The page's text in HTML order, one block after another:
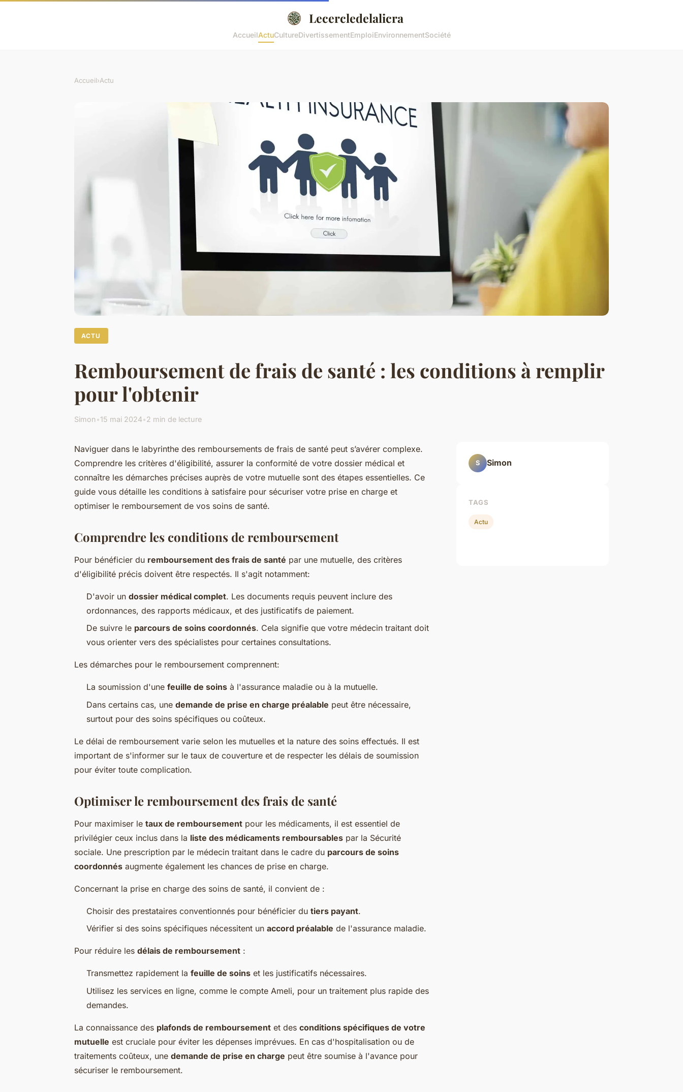
Lecercledelalicra
AccueilActuCultureDivertissementEmploiEnvironnementSociété
Accueil›Actu
ACTU
Remboursement de frais de santé : les conditions à remplir
pour l'obtenir
Simon•15 mai 2024•2 min de lecture
Naviguer dans le labyrinthe des remboursements de frais de santé peut s’avérer complexe.
Comprendre les critères d'éligibilité, assurer la conformité de votre dossier médical et
connaître les démarches précises auprès de votre mutuelle sont des étapes essentielles. Ce
guide vous détaille les conditions à satisfaire pour sécuriser votre prise en charge et
optimiser le remboursement de vos soins de santé.
Comprendre les conditions de remboursement
Pour bénéficier du remboursement des frais de santé par une mutuelle, des critères
d'éligibilité précis doivent être respectés. Il s'agit notamment:
D'avoir un dossier médical complet. Les documents requis peuvent inclure des
ordonnances, des rapports médicaux, et des justificatifs de paiement.
De suivre le parcours de soins coordonnés. Cela signifie que votre médecin traitant doit
vous orienter vers des spécialistes pour certaines consultations.
Les démarches pour le remboursement comprennent:
La soumission d'une feuille de soins à l'assurance maladie ou à la mutuelle.
Dans certains cas, une demande de prise en charge préalable peut être nécessaire,
surtout pour des soins spécifiques ou coûteux.
Le délai de remboursement varie selon les mutuelles et la nature des soins effectués. Il est
important de s'informer sur le taux de couverture et de respecter les délais de soumission
pour éviter toute complication.
Optimiser le remboursement des frais de santé
Pour maximiser le taux de remboursement pour les médicaments, il est essentiel de
privilégier ceux inclus dans la liste des médicaments remboursables par la Sécurité
sociale. Une prescription par le médecin traitant dans le cadre du parcours de soins
coordonnés augmente également les chances de prise en charge.
Concernant la prise en charge des soins de santé, il convient de :
Choisir des prestataires conventionnés pour bénéficier du tiers payant.
Vérifier si des soins spécifiques nécessitent un accord préalable de l'assurance maladie.
Pour réduire les délais de remboursement :
Transmettez rapidement la feuille de soins et les justificatifs nécessaires.
Utilisez les services en ligne, comme le compte Ameli, pour un traitement plus rapide des
demandes.
La connaissance des plafonds de remboursement et des conditions spécifiques de votre
mutuelle est cruciale pour éviter les dépenses imprévues. En cas d'hospitalisation ou de
traitements coûteux, une demande de prise en charge peut être soumise à l'avance pour
sécuriser le remboursement.
S Simon
TAGS
Actu